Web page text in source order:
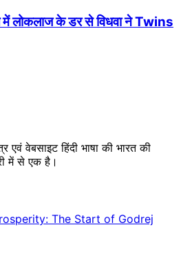
में लोकलाज के डर से विधवा ने Twins
वेबसाइट हिंदी भाषा की भारत की
में से एक है।